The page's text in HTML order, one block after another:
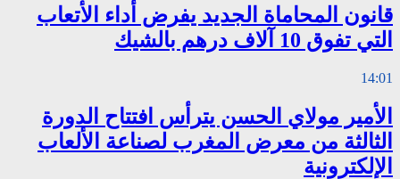
قانون المحاماة الجديد يفرض أداء الأتعاب
التي تفوق 10 آلاف درهم بالشيك
14:01
الأمير مولاي الحسن يترأس افتتاح الدورة
الثالثة من معرض المغرب لصناعة الألعاب
الإلكترونية